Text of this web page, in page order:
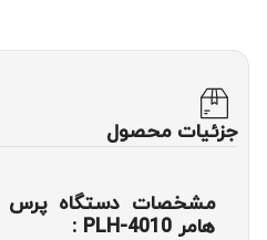
جزئیات محصول
مشخصات دستگاه پرس
هامر PLH-4010 :